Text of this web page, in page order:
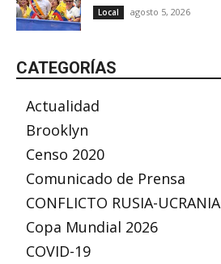
Local agosto 5, 2026
CATEGORÍAS
Actualidad
Brooklyn
Censo 2020
Comunicado de Prensa
CONFLICTO RUSIA-UCRANIA
Copa Mundial 2026
COVID-19